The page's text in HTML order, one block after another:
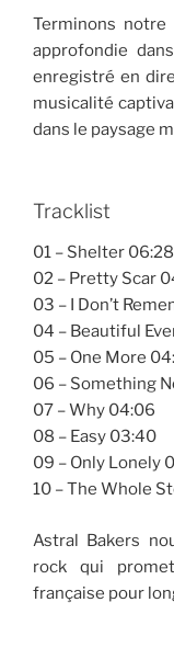
Terminons
approfondie
enregistré en
musicalité
dans le paysage
Tracklist
01 – Shelter 06:28
02 – Pretty Scar
03 – I Don’t
04 – Beautiful
05 – One More
06 – Something
07 – Why 04:06
08 – Easy 03:40
09 – Only Lonely
10 – The Whole
Astral Bakers
rock qui
française pour